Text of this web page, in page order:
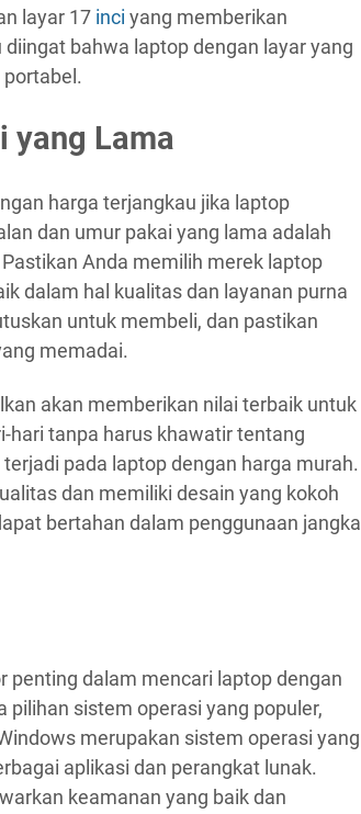
layar 17 inci yang memberikan
bahwa laptop dengan layar yang
yang Lama
harga terjangkau jika laptop
dan umur pakai yang lama adalah
Anda memilih merek laptop
dalam hal kualitas dan layanan purna
untuk membeli, dan pastikan
memadai.
akan memberikan nilai terbaik untuk
hari tanpa harus khawatir tentang
pada laptop dengan harga murah.
dan memiliki desain yang kokoh
bertahan dalam penggunaan jangka
penting dalam mencari laptop dengan
pilihan sistem operasi yang populer,
merupakan sistem operasi yang
aplikasi dan perangkat lunak.
keamanan yang baik dan